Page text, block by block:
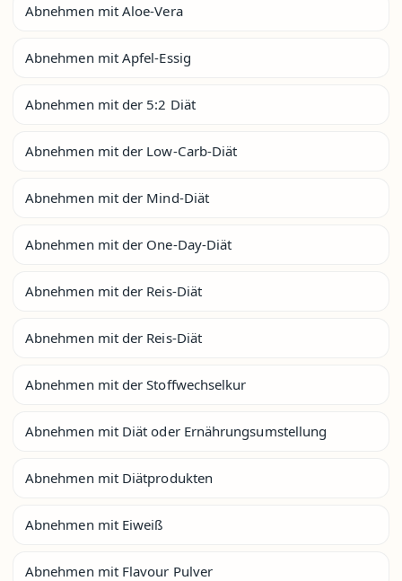
Abnehmen mit Aloe-Vera
Abnehmen mit Apfel-Essig
Abnehmen mit der 5:2 Diät
Abnehmen mit der Low-Carb-Diät
Abnehmen mit der Mind-Diät
Abnehmen mit der One-Day-Diät
Abnehmen mit der Reis-Diät
Abnehmen mit der Reis-Diät
Abnehmen mit der Stoffwechselkur
Abnehmen mit Diät oder Ernährungsumstellung
Abnehmen mit Diätprodukten
Abnehmen mit Eiweiß
Abnehmen mit Flavour Pulver